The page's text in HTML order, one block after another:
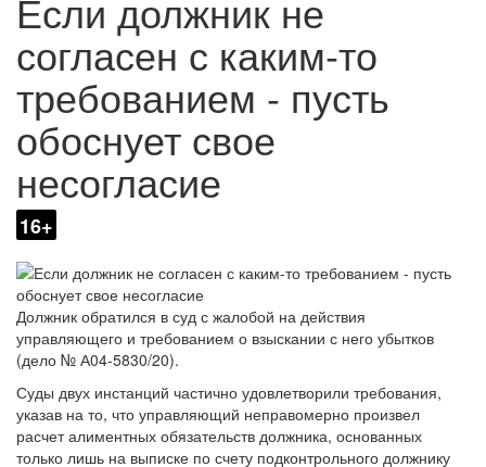
Если должник не
согласен с каким-то
требованием - пусть
обоснует свое
несогласие
16+
Должник обратился в суд с жалобой на действия
управляющего и требованием о взыскании с него убытков
(дело № А04-5830/20).
Суды двух инстанций частично удовлетворили требования,
указав на то, что управляющий неправомерно произвел
расчет алиментных обязательств должника, основанных
только лишь на выписке по счету подконтрольного должнику